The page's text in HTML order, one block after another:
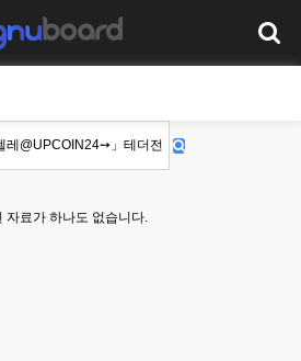
자료가 하나도 없습니다.